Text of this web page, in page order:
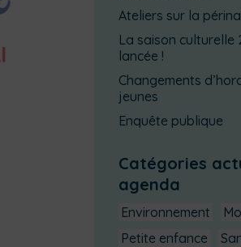
Ateliers sur la
La saison culturelle
lancée !
Changements
jeunes
Enquête publique
Catégories
agenda
Environnement
Petite enfance